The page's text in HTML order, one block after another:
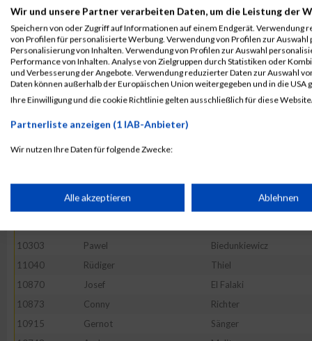
10368
Joachim Denk
10531
Falk Hillebercht
10543
Michael Hohenwald
10508
Gunnar Heide
10383
Michael Dufft
10418
Martin
10483
Jens-Peter
10633
Thomas Knauer
Ekrem
10303
Pawel Biedunkiewicz
11040
Rüdiger Thiel
10870
Josef El Falaki
10873
Conny Richter
10915
Gernot Sänger
Wir und unsere Partner verarbeiten Daten, um die Leistung der
Speichern von oder Zugriff auf Informationen auf einem Endgerät. Verwendung
von Profilen für personalisierte Werbung. Verwendung von Profilen zur
Personalisierung von Inhalten. Verwendung von Profilen zur Auswahl
Performance von Inhalten. Analyse von Zielgruppen durch Statistiken oder
und Verbesserung der Angebote. Verwendung reduzierter Daten zur Auswahl
Daten können außerhalb der Europäischen Union weitergegeben und in die USA
Ihre Einwilligung und die cookie Richtlinie gelten ausschließlich für diese
Partnerliste anzeigen (1 IAB-Anbieter)
Wir nutzen Ihre Daten für folgende Zwecke:
Speichern von oder Zugriff auf Informationen auf einem
Erstellung von Profilen für personalisierte Werbung
Verwendung von Profilen zur Auswahl personalisierter Werbung
Alle akzeptieren Ablehnen